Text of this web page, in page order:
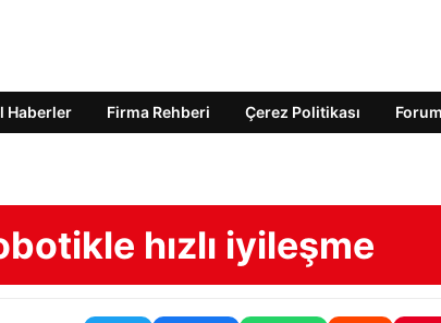
Haberler Firma Rehberi Çerez Politikası Forum
hızlı iyileşme